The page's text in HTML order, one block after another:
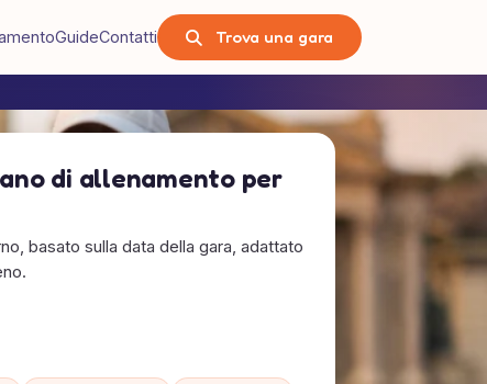
GuideContatti Trova una gara
di allenamento per
basato sulla data della gara, adattato